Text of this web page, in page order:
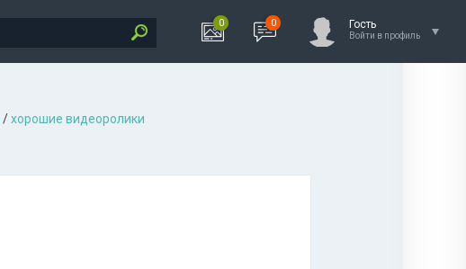
0 0 Гость
Войти в профиль
/хорошие видеоролики